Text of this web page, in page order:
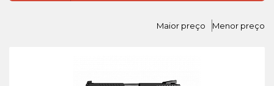
Maior preço Menor preço